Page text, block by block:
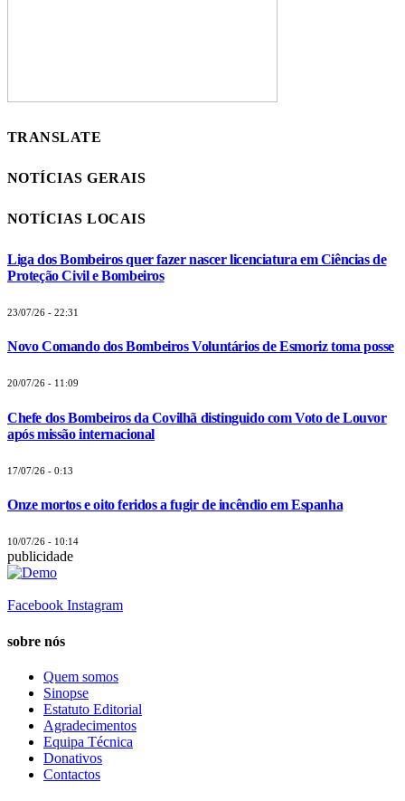
TRANSLATE
NOTÍCIAS GERAIS
NOTÍCIAS LOCAIS
Liga dos Bombeiros quer fazer nascer licenciatura em Ciências de
Proteção Civil e Bombeiros
23/07/26 - 22:31
Novo Comando dos Bombeiros Voluntários de Esmoriz toma posse
20/07/26 - 11:09
Chefe dos Bombeiros da Covilhã distinguido com Voto de Louvor
após missão internacional
17/07/26 - 0:13
Onze mortos e oito feridos a fugir de incêndio em Espanha
10/07/26 - 10:14
publicidade
Facebook Instagram
sobre nós
Quem somos
Sinopse
Estatuto Editorial
Agradecimentos
Equipa Técnica
Donativos
Contactos